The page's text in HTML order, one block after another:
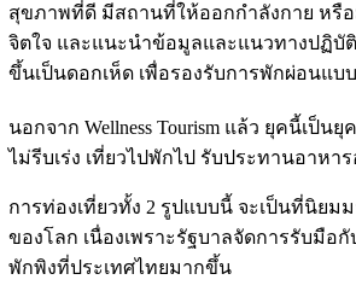
สุขภาพที่ดี มีสถานที่ให้ออกกำลังกาย หรื
จิตใจ และแนะนำข้อมูลและแนวทางปฏิบัติ
ขึ้นเป็นดอกเห็ด เพื่อรองรับการพักผ่อนแบ
นอกจาก Wellness Tourism แล้ว ยุคนี้เป็
ไม่รีบเร่ง เที่ยวไปพักไป รับประทานอาห
การท่องเที่ยวทั้ง 2 รูปแบบนี้ จะเป็นที่นิย
ของโลก เนื่องเพราะรัฐบาลจัดการรับมือ
พักพิงที่ประเทศไทยมากขึ้น